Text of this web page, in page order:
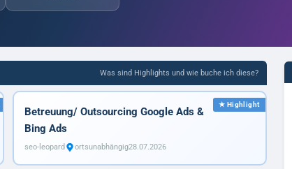
Was sind Highlights und wie buche ich diese?
Betreuung/ Outsourcing Google Ads &
Bing Ads
seo-leopard ortsunabhängig28.07.2026